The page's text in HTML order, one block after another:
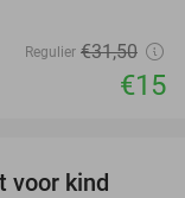
Regulier €31,50
€15
voor kind